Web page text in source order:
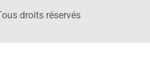
droits réservés